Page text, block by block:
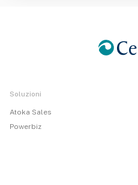
Soluzioni
Atoka Sales
Powerbiz